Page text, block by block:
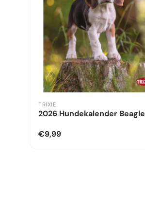
TRIXIE
2026 Hundekalender Beagle
€9,99